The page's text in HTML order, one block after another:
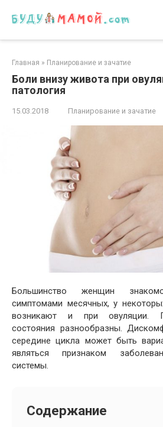
Главная » Планирование и зачатие
Боли внизу живота при
патология
15.03.2018 Планирование и зачатие
Большинство женщин
симптомами месячных, у
возникают и при овуляции.
состояния разнообразны.
середине цикла может быть
являться признаком
системы.
Содержание